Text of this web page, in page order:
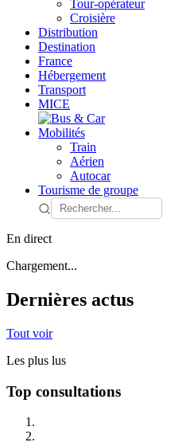
Tour-opérateur
Croisière
Distribution
Destination
France
Hébergement
Transport
MICE
Mobilités
Train
Aérien
Autocar
Tourisme de groupe
En direct
Chargement...
Dernières actus
Tout voir
Les plus lus
Top consultations